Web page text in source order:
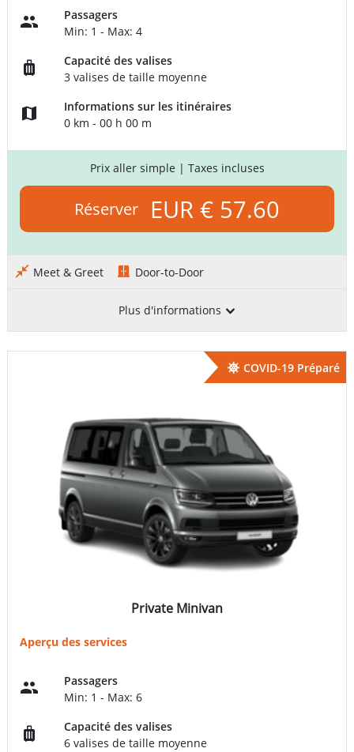
Passagers
Min: 1 - Max: 4
Capacité des valises
3 valises de taille moyenne
Informations sur les itinéraires
0 km - 00 h 00 m
Prix aller simple | Taxes incluses
Réserver EUR € 57.60
Meet & Greet Door-to-Door
Plus d'informations
COVID-19 Préparé
Private Minivan
Aperçu des services
Passagers
Min: 1 - Max: 6
Capacité des valises
6 valises de taille moyenne